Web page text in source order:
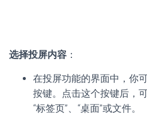
选择投屏内容 ：
在投屏功能的界面中，你
按键。点击这个按键后，
“标签页”、“桌面”或文件。